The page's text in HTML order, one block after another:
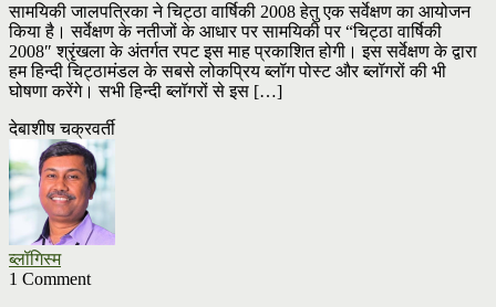
सामयिकी जालपत्रिका ने चिट्ठा वार्षिकी 2008 हेतु एक सर्वेक्षण का आयोजन
किया है। सर्वेक्षण के नतीजों के आधार पर सामयिकी पर “चिट्ठा वार्षिकी
2008″ श्रृंखला के अंतर्गत रपट इस माह प्रकाशित होगी। इस सर्वेक्षण के द्वारा
हम हिन्दी चिट्ठामंडल के सबसे लोकप्रिय ब्लॉग पोस्ट और ब्लॉगरों की भी
घोषणा करेंगे। सभी हिन्दी ब्लॉगरों से इस […]
देबाशीष चक्रवर्ती
ब्लॉगिस्म
1 Comment